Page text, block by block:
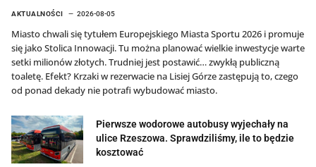
AKTUALNOŚCI 2026-08-05
Miasto chwali się tytułem Europejskiego Miasta Sportu 2026 i promuje
się jako Stolica Innowacji. Tu można planować wielkie inwestycje warte
setki milionów złotych. Trudniej jest postawić… zwykłą publiczną
toaletę. Efekt? Krzaki w rezerwacie na Lisiej Górze zastępują to, czego
od ponad dekady nie potrafi wybudować miasto.
Pierwsze wodorowe autobusy wyjechały na
ulice Rzeszowa. Sprawdziliśmy, ile to będzie
kosztować